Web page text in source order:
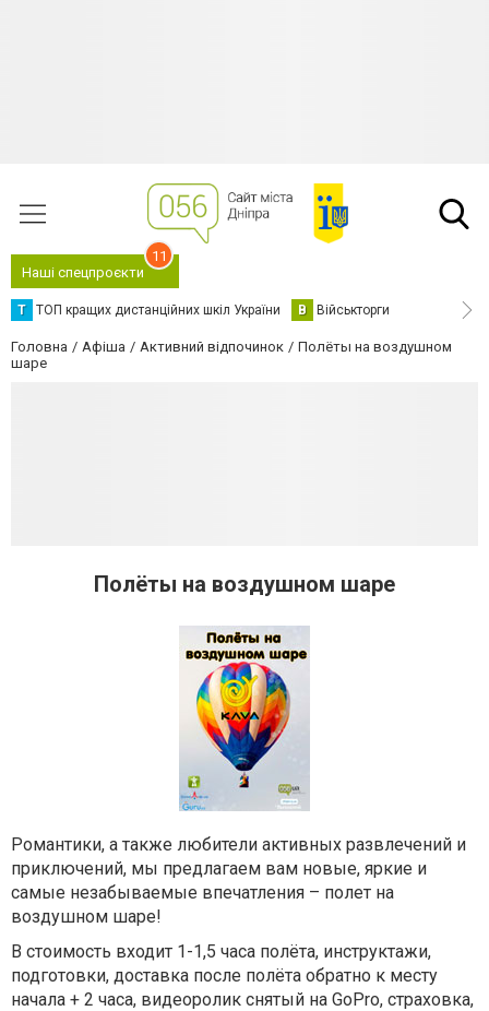
Наші спецпроєкти
11
Т ТОП кращих дистанційних шкіл України В Військторги
Головна Афіша Активний відпочинок
Полёты на воздушном
шаре
Полёты на воздушном шаре
Романтики, а также любители активных развлечений и
приключений, мы предлагаем вам новые, яркие и
самые незабываемые впечатления – полет на
воздушном шаре!
В стоимость входит 1-1,5 часа полёта, инструктажи,
подготовки, доставка после полёта обратно к месту
начала + 2 часа, видеоролик снятый на GoPro, страховка,